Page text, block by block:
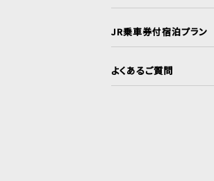
JR乗車券付宿泊プラン
よくあるご質問